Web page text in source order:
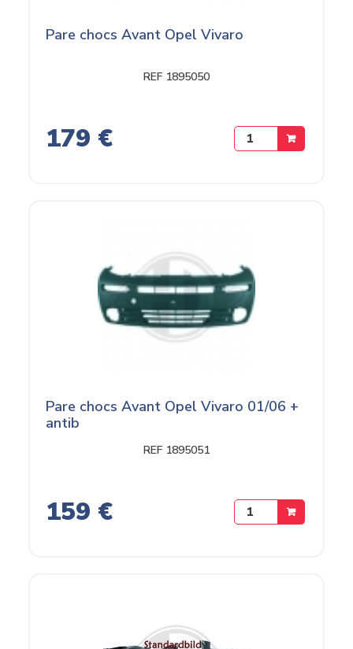
Pare chocs Avant Opel Vivaro
REF 1895050
179 €
Pare chocs Avant Opel Vivaro 01/06 +
antib
REF 1895051
159 €